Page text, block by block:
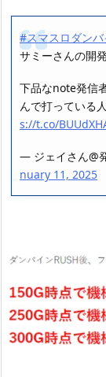
#スマスロダンバ
サミーさんの開
下品なnote発信
んで打っている
s://t.co/
— ジェイさん@
nuary 11, 2025